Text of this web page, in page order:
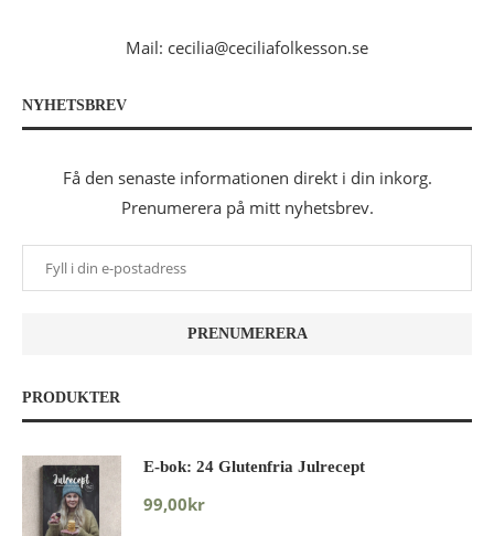
Mail: cecilia@ceciliafolkesson.se
NYHETSBREV
Få den senaste informationen direkt i din inkorg.
Prenumerera på mitt nyhetsbrev.
PRODUKTER
E-bok: 24 Glutenfria Julrecept
99,00kr